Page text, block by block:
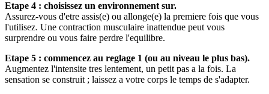
Etape 4 : choisissez un environnement sur.
Assurez-vous d'etre assis(e) ou allonge(e) la premiere fois que vous
l'utilisez. Une contraction musculaire inattendue peut vous
surprendre ou vous faire perdre l'equilibre.
Etape 5 : commencez au reglage 1 (ou au niveau le plus bas).
Augmentez l'intensite tres lentement, un petit pas a la fois. La
sensation se construit ; laissez a votre corps le temps de s'adapter.